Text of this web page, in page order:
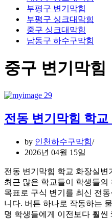
부평구 변기막힘
부평구 싱크대막힘
중구 싱크대막힘
남동구 하수구막힘
중구 변기막힘
전동 변기막힘 학교
by 인천하수구막힘
2026년 04월 15일
전동 변기막힘 학교 화장실변
최근 많은 학교들이 학생들
목표로 구식 변기를 최신 전
니다. 버튼 하나로 작동하는
명 학생들에게 이전보다 훨